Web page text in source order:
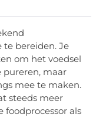
te bereiden. Je
om het voedsel
pureren, maar
mee te maken.
steeds meer
foodprocessor als